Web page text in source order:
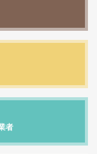
者